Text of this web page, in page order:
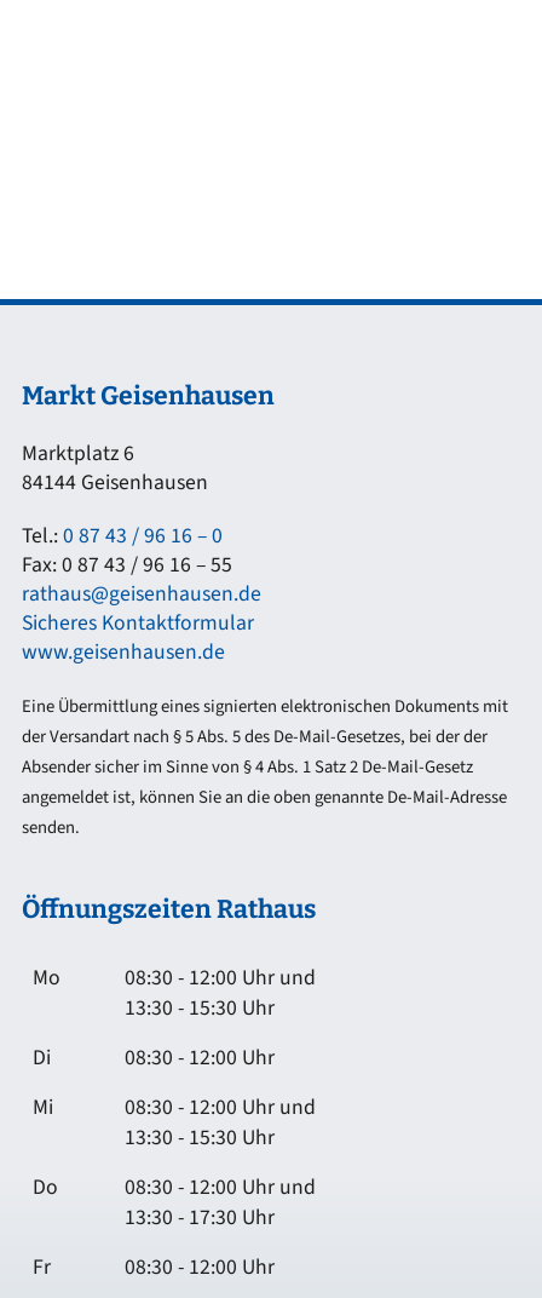
Markt Geisenhausen
Marktplatz 6
84144 Geisenhausen
Tel.:0 87 43 / 96 16 – 0
Fax: 0 87 43 / 96 16 – 55
rathaus@geisenhausen.de
Sicheres Kontaktformular
www.geisenhausen.de
Eine Übermittlung eines signierten elektronischen Dokuments mit
der Versandart nach § 5 Abs. 5 des De-Mail-Gesetzes, bei der der
Absender sicher im Sinne von § 4 Abs. 1 Satz 2 De-Mail-Gesetz
angemeldet ist, können Sie an die oben genannte De-Mail-Adresse
senden.
Öffnungszeiten Rathaus
Mo
08:30 - 12:00 Uhr und
13:30 - 15:30 Uhr
Di
08:30 - 12:00 Uhr
Mi
08:30 - 12:00 Uhr und
13:30 - 15:30 Uhr
Do
08:30 - 12:00 Uhr und
13:30 - 17:30 Uhr
Fr
08:30 - 12:00 Uhr